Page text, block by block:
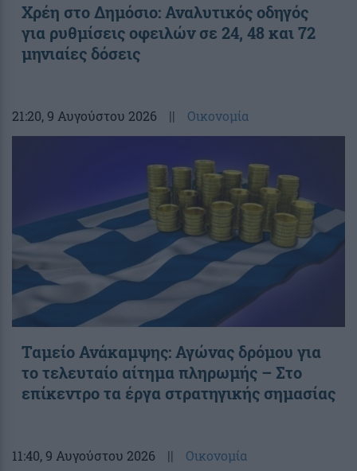
Χρέη στο Δημόσιο: Αναλυτικός οδηγός
για ρυθμίσεις οφειλών σε 24, 48 και 72
μηνιαίες δόσεις
21:20, 9 Αυγούστου 2026 || Οικονομία
Ταμείο Ανάκαμψης: Αγώνας δρόμου για
το τελευταίο αίτημα πληρωμής – Στο
επίκεντρο τα έργα στρατηγικής σημασίας
11:40, 9 Αυγούστου 2026 || Οικονομία